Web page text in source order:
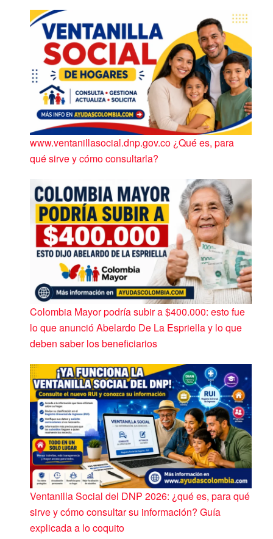
www.ventanillasocial.dnp.gov.co ¿Qué es, para
qué sirve y cómo consultarla?
Colombia Mayor podría subir a $400.000: esto fue
lo que anunció Abelardo De La Espriella y lo que
deben saber los beneficiarios
Ventanilla Social del DNP 2026: ¿qué es, para qué
sirve y cómo consultar su información? Guía
explicada a lo coquito